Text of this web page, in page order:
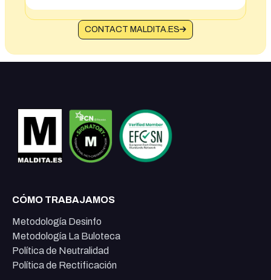
CONTACT MALDITA.ES
CÓMO TRABAJAMOS
Metodología Desinfo
Metodología La Buloteca
Política de Neutralidad
Política de Rectificación